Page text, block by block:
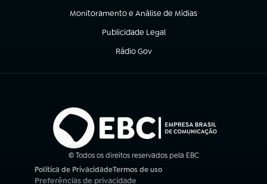
Monitoramento e Análise de Mídias
(abre em nova aba)
Publicidade Legal
(abre em nova aba)
Rádio Gov
(abre em nova aba)
© Todos os direitos reservados pela EBC
Política de Privacidade
(abre em nova aba)
Termos de uso
(abre em nova aba)
Preferências de privacidade